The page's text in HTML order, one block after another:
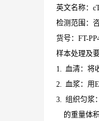
英文名称：
检测范围：
货号：FT-
样本处理及
1. 血清：将
2. 血浆：用
3. 组织匀浆
的重量体积